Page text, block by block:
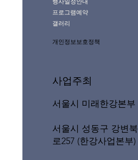
프로그램예약
갤러리
개인정보보호정책
사업주최
서울시 미래한강본부
서울시 성동구 강변북
로257 (한강사업본부)